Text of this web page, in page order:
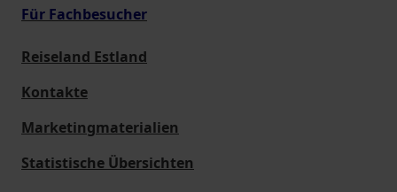
Für Fachbesucher
Reiseland Estland
Kontakte
Marketingmaterialien
Statistische Übersichten